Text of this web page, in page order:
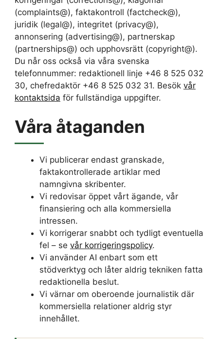
(complaints@), faktakontroll (factcheck@),
juridik (legal@), integritet (privacy@),
annonsering (advertising@), partnerskap
(partnerships@) och upphovsrätt (copyright@).
Du når oss också via våra svenska
telefonnummer: redaktionell linje +46 8 525 032
30, chefredaktör +46 8 525 032 31. Besök vår
kontaktsida för fullständiga uppgifter.
Våra åtaganden
Vi publicerar endast granskade,
faktakontrollerade artiklar med
namngivna skribenter.
Vi redovisar öppet vårt ägande, vår
finansiering och alla kommersiella
intressen.
Vi korrigerar snabbt och tydligt eventuella
fel – se vår korrigeringspolicy.
Vi använder AI enbart som ett
stödverktyg och låter aldrig tekniken fatta
redaktionella beslut.
Vi värnar om oberoende journalistik där
kommersiella relationer aldrig styr
innehållet.